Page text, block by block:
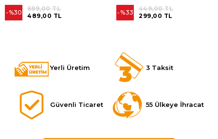
%30 489,00 TL
699,00 TL
%33 299,00 TL
449,00 TL
Yerli Üretim 3 Taksit
Güvenli Ticaret 55 Ülkeye İhracat